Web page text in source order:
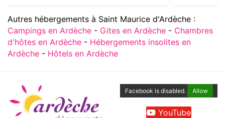
Autres hébergements à Saint Maurice d'Ardèche :
Campings en Ardèche - Gites en Ardèche - Chambres
d'hôtes en Ardèche - Hébergements insolites en
Ardèche - Hôtels en Ardèche
Facebook is disabled. Allow
YouTube